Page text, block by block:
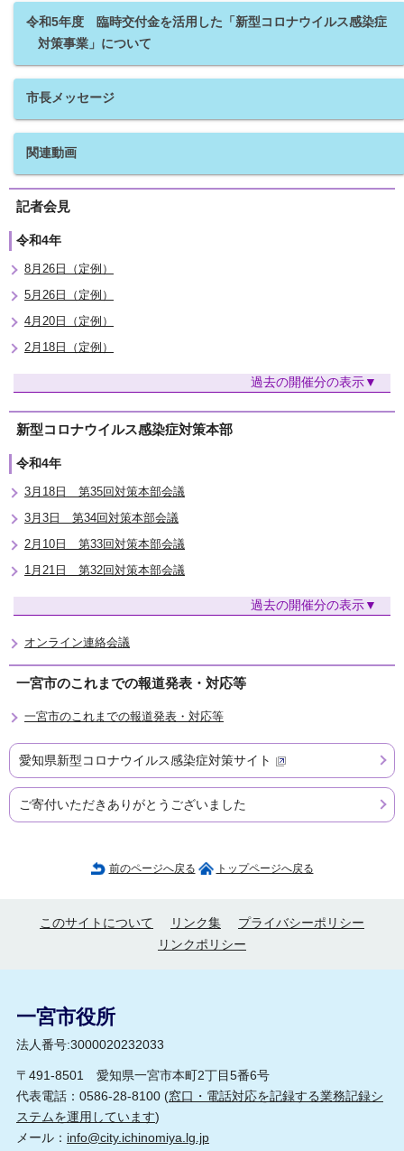
令和5年度 臨時交付金を活用した「新型コロナウイルス感染症
対策事業」について
市長メッセージ
関連動画
記者会見
令和4年
8月26日（定例）
5月26日（定例）
4月20日（定例）
2月18日（定例）
過去の開催分の表示
新型コロナウイルス感染症対策本部
令和4年
3月18日 第35回対策本部会議
3月3日 第34回対策本部会議
2月10日 第33回対策本部会議
1月21日 第32回対策本部会議
過去の開催分の表示
オンライン連絡会議
一宮市のこれまでの報道発表・対応等
一宮市のこれまでの報道発表・対応等
愛知県新型コロナウイルス感染症対策サイト
ご寄付いただきありがとうございました
前のページへ戻る トップページへ戻る
このサイトについて リンク集
プライバシーポリシー
リンクポリシー
一宮市役所
法人番号:3000020232033
〒491-8501 愛知県一宮市本町2丁目5番6号
代表電話：0586-28-8100 (窓口・電話対応を記録する業務記録シ
ステムを運用しています)
メール： info@city.ichinomiya.lg.jp